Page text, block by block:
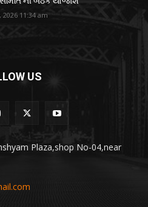
2026 11:34 am
US
Plaza,shop No-04,near